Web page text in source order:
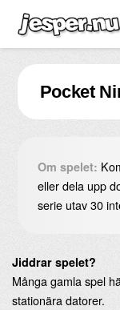
Spel ↓
Bilder ↓
Forum ↓
Videos
Blandat ↓
Pocket
Om spelet:
eller dela upp
serie utav 30
Jiddrar spelet?
Många gamla spel
stationära datorer.